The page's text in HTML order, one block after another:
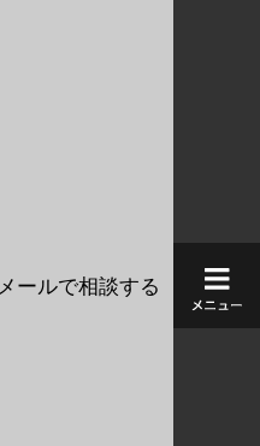
メールで相談する